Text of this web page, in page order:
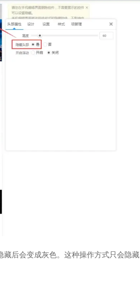
藏后会变成灰色。这种操作方式只会隐藏